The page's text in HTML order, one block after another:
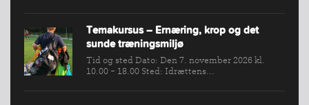
Temakursus – Ernæring, krop og det
sunde træningsmiljø
Tid og sted Dato: Den 7. november 2026 kl.
10.00 - 18.00 Sted: Idrættens...